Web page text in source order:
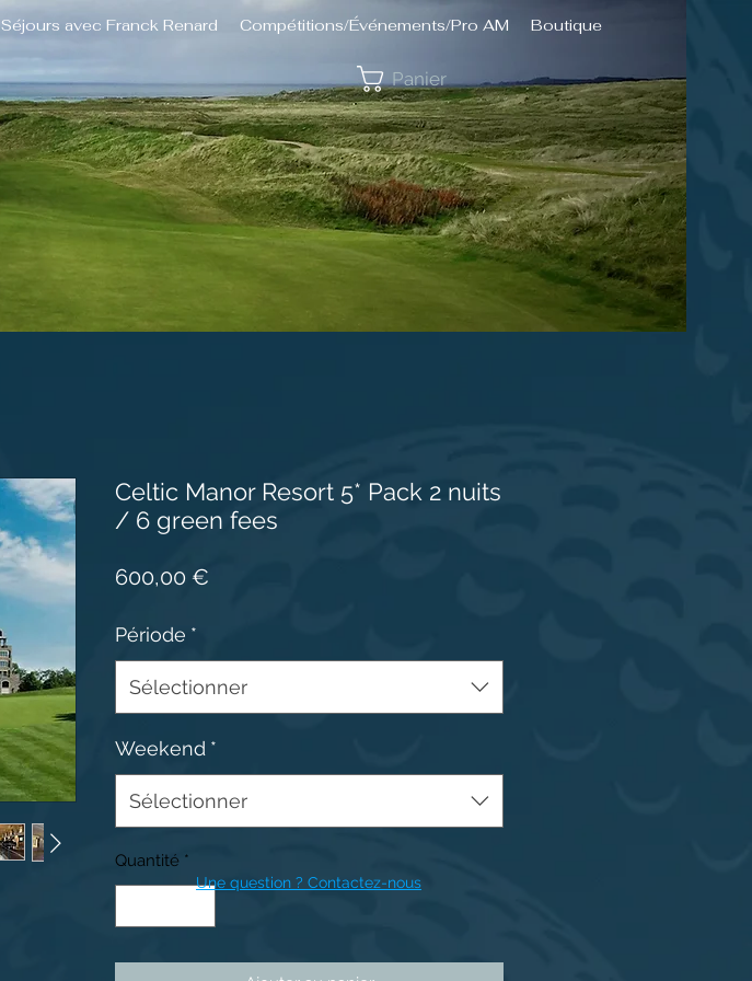
Séjours avec Franck Renard Compétitions/Événements/Pro AM Boutique
Panier
Celtic Manor Resort 5* Pack 2 nuits
/ 6 green fees
600,00 €
Période *
Sélectionner
Weekend *
Sélectionner
Quantité *
Une question ? Contactez-nous